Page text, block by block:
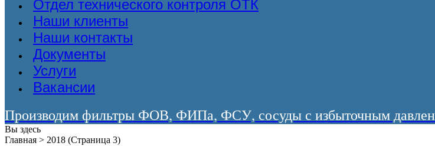
Отдел технического контроля ОТК
Наши клиенты
Наши контакты
Документы
Услуги
Вакансии
Производим фильтры ФОВ, ФИПа, ФСУ, сосуды с избыточным
Вы здесь
Главная > 2018 (Страница 3)